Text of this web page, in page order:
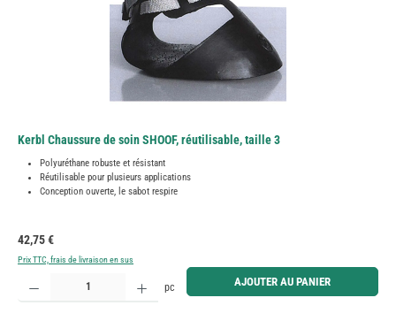
Kerbl Chaussure de soin SHOOF, réutilisable, taille 3
Polyuréthane robuste et résistant
Réutilisable pour plusieurs applications
Conception ouverte, le sabot respire
Prix régulier :
42,75 €
Prix TTC, frais de livraison en sus
Quantité de produit : Entrez la quantité souhaitée ou utilisez les boutons pour augmenter ou
pc AJOUTER AU PANIER